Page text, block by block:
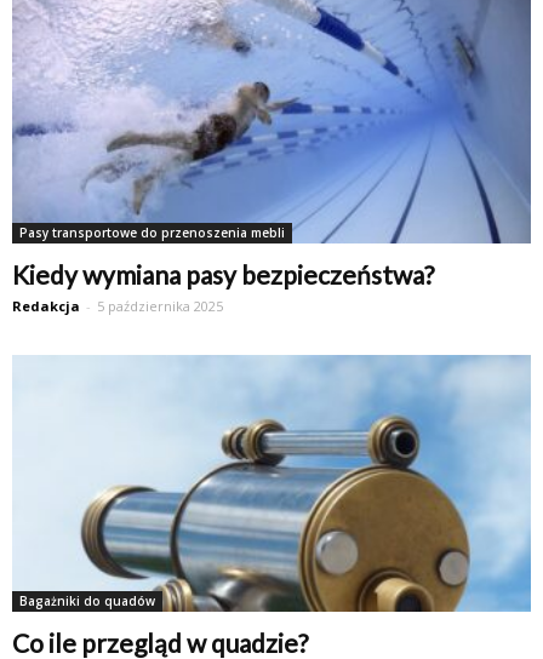
Pasy transportowe do przenoszenia mebli
Kiedy wymiana pasy bezpieczeństwa?
Redakcja - 5 października 2025
Bagażniki do quadów
Co ile przegląd w quadzie?